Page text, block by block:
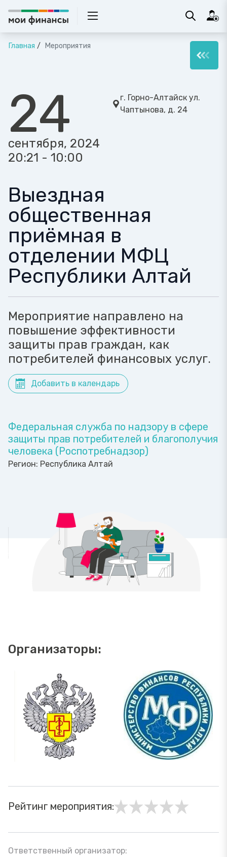
Главная Мероприятия
24
сентября, 2024
20:21 - 10:00
г. Горно-Алтайск ул.
Чаптынова, д. 24
Выездная
общественная
приёмная в
отделении МФЦ
Республики Алтай
Мероприятие направлено на
повышение эффективности
защиты прав граждан, как
потребителей финансовых услуг.
Добавить в календарь
Федеральная служба по надзору в сфере
защиты прав потребителей и благополучия
человека (Роспотребнадзор)
Регион: Республика Алтай
Организаторы:
Рейтинг мероприятия:
Ответственный организатор: